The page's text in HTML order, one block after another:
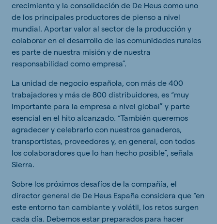
crecimiento y la consolidación de De Heus como uno
de los principales productores de pienso a nivel
mundial. Aportar valor al sector de la producción y
colaborar en el desarrollo de las comunidades rurales
es parte de nuestra misión y de nuestra
responsabilidad como empresa”.
La unidad de negocio española, con más de 400
trabajadores y más de 800 distribuidores, es “muy
importante para la empresa a nivel global” y parte
esencial en el hito alcanzado. “También queremos
agradecer y celebrarlo con nuestros ganaderos,
transportistas, proveedores y, en general, con todos
los colaboradores que lo han hecho posible”, señala
Sierra.
Sobre los próximos desafíos de la compañía, el
director general de De Heus España considera que “en
este entorno tan cambiante y volátil, los retos surgen
cada día. Debemos estar preparados para hacer